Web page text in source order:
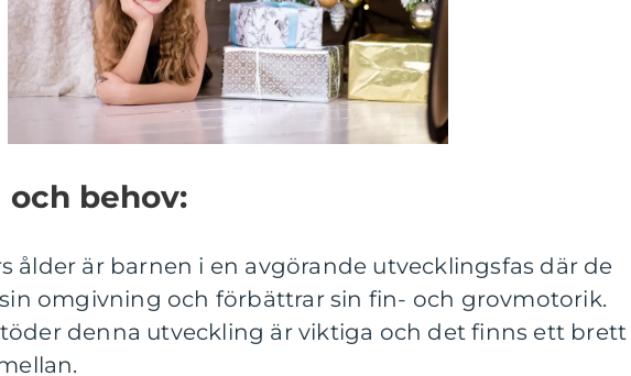
behov:
ålder är barnen i en avgörande utvecklingsfas där de
omgivning och förbättrar sin fin- och grovmotorik.
denna utveckling är viktiga och det finns ett brett